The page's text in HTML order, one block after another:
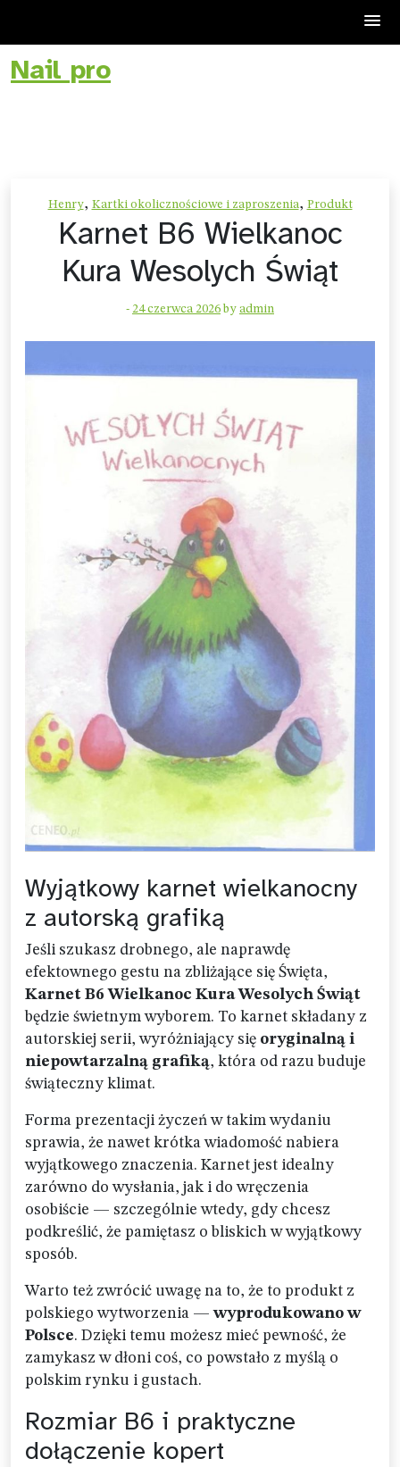
Skip
toNail pro
Henry, Kartki okolicznościowe i zaproszenia, Produkt
Karnet B6 Wielkanoc
Kura Wesolych Świąt
- 24 czerwca 2026 by admin
Wyjątkowy karnet wielkanocny
z autorską grafiką
Jeśli szukasz drobnego, ale naprawdę
efektownego gestu na zbliżające się Święta,
Karnet B6 Wielkanoc Kura Wesolych Świąt
będzie świetnym wyborem. To karnet składany z
autorskiej serii, wyróżniający się oryginalną i
niepowtarzalną grafiką, która od razu buduje
świąteczny klimat.
Forma prezentacji życzeń w takim wydaniu
sprawia, że nawet krótka wiadomość nabiera
wyjątkowego znaczenia. Karnet jest idealny
zarówno do wysłania, jak i do wręczenia
osobiście — szczególnie wtedy, gdy chcesz
podkreślić, że pamiętasz o bliskich w wyjątkowy
sposób.
Warto też zwrócić uwagę na to, że to produkt z
polskiego wytworzenia —wyprodukowano w
Polsce. Dzięki temu możesz mieć pewność, że
zamykasz w dłoni coś, co powstało z myślą o
polskim rynku i gustach.
Rozmiar B6 i praktyczne
dołączenie kopert